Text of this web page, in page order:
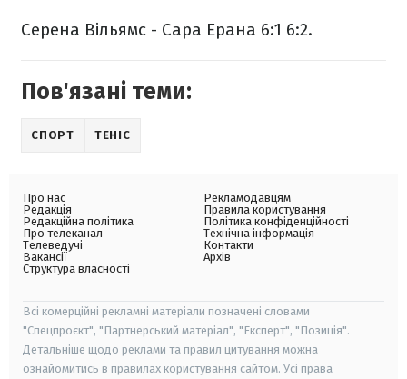
Серена Вільямс - Сара Ерана 6:1 6:2.
Пов'язані теми:
СПОРТ ТЕНІС
Про нас
Редакція
Редакційна політика
Про телеканал
Телеведучі
Вакансії
Структура власності
Рекламодавцям
Правила користування
Політика конфіденційності
Технічна інформація
Контакти
Архів
Всі комерційні рекламні матеріали позначені словами
"Спецпроєкт", "Партнерський матеріал", "Експерт", "Позиція".
Детальніше щодо реклами та правил цитування можна
ознайомитись в правилах користування сайтом. Усі права